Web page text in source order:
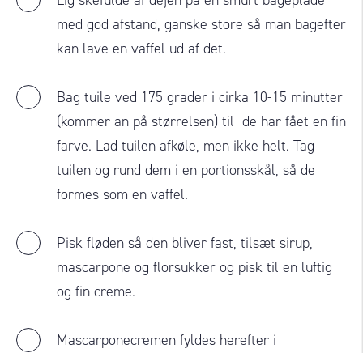
med god afstand, ganske store så man bagefter
kan lave en vaffel ud af det.
Bag tuile ved 175 grader i cirka 10-15 minutter
(kommer an på størrelsen) til de har fået en fin
farve. Lad tuilen afkøle, men ikke helt. Tag
tuilen og rund dem i en portionsskål, så de
formes som en vaffel.
Pisk fløden så den bliver fast, tilsæt sirup,
mascarpone og florsukker og pisk til en luftig
og fin creme.
Mascarponecremen fyldes herefter i